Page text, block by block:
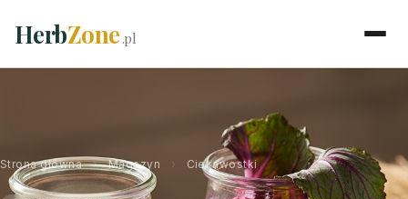
HerbZone.pl
Strona główna › Magazyn › Ciekawostki